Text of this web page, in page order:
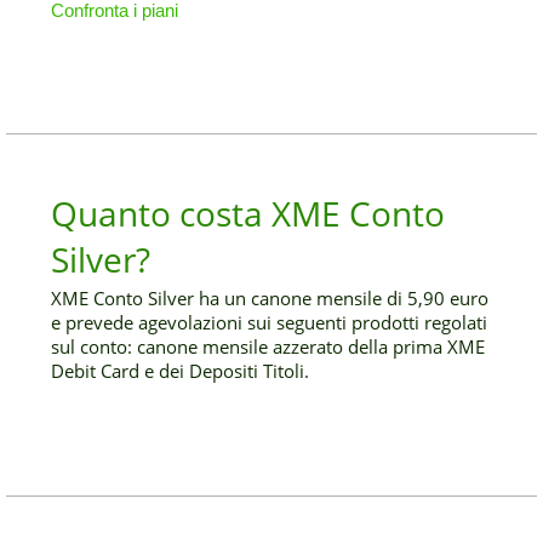
Confronta i piani
Quanto costa XME Conto
Silver?
XME Conto Silver ha un canone mensile di 5,90 euro
e prevede agevolazioni sui seguenti prodotti regolati
sul conto: canone mensile azzerato della prima XME
Debit Card e dei Depositi Titoli.